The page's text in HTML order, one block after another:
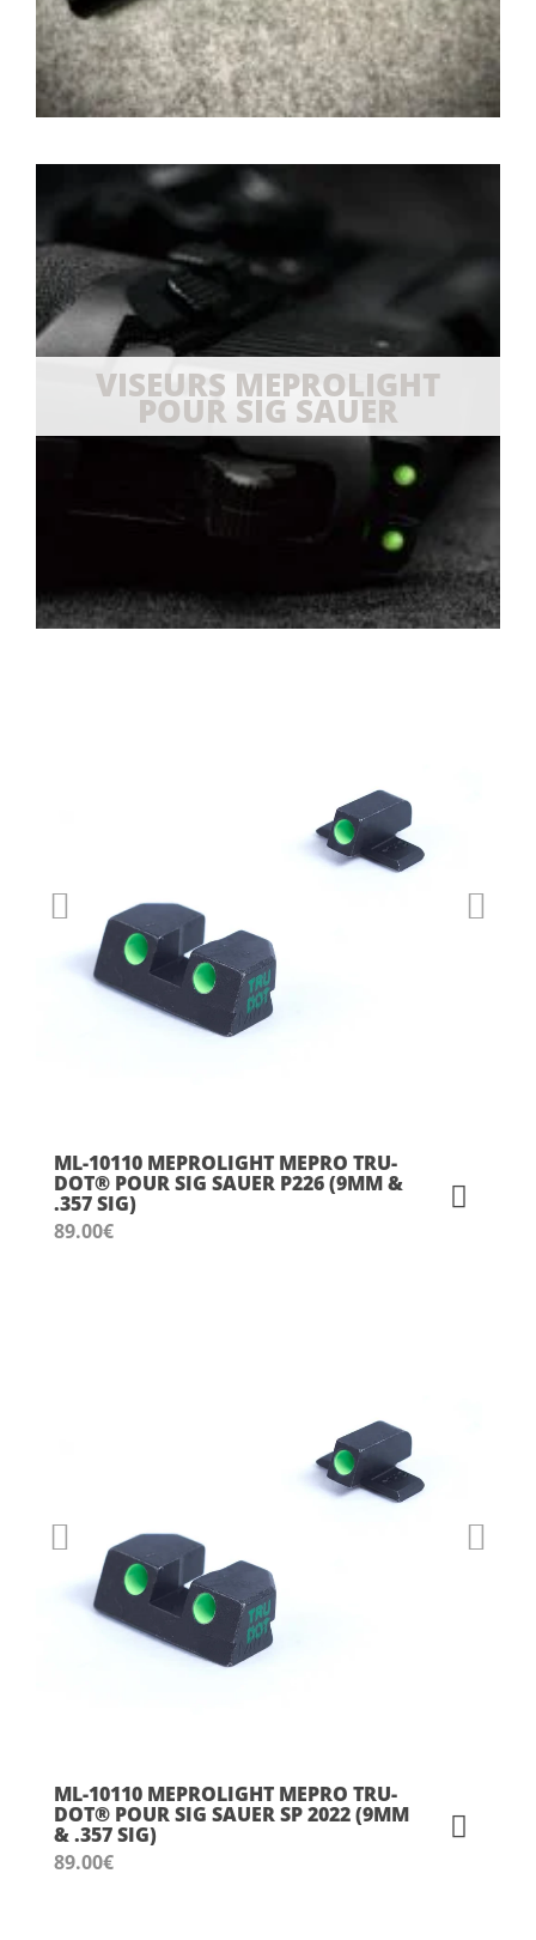
VISEURS MEPROLIGHT
POUR SIG SAUER
ML-10110 MEPROLIGHT MEPRO TRU-
DOT® POUR SIG SAUER P226 (9MM &
.357 SIG)
89.00€
ML-10110 MEPROLIGHT MEPRO TRU-
DOT® POUR SIG SAUER SP 2022 (9MM
& .357 SIG)
89.00€